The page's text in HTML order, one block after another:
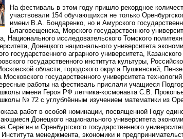
На фестиваль в этом году пришло рекордное
участвовали 154 обучающихся не только
имени В.А. Бондаренко, но и Амурского
Благовещенска, Морского государственного
Национального исследовательского Томского
Донецкого национального университета
государственного аграрного университета,
государственного института культуры,
области, городского округа Пушкинский,
государственного университета
работы на фестиваль прислали учащиеся
имени Героя РФ летчика-космонавта С.В.
№ 72 с углублённым изучением математики из
работ в особой номинации, посвященной Году
Донецкого национального университета
Серёгин и Оренбургского государственного
менеджмента, экономики и